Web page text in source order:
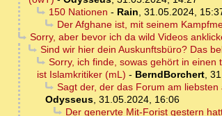
150 Nationen - Rain, 31.05.2024,
Der Afghane ist, mit seinem
Sorry, aber bevor ich da wild Videos
Sind wir hier dein Auskunftsbüro? Das
Sorry, ich finde, sowas gehört in
ist Islamkritiker (mL) - BerndBorchert,
Sagt der, der das Forum am
Odysseus, 31.05.2024, 16:06
Der genervte Mit-Forist gestern